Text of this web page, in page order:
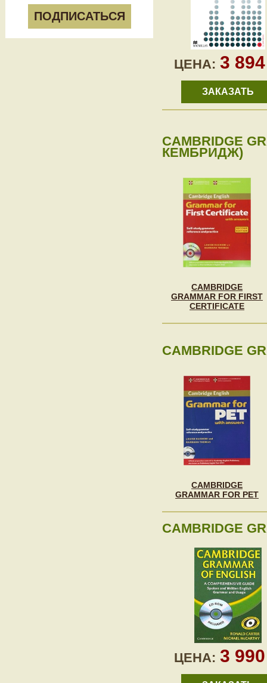
ПОДПИСАТЬСЯ
ЦЕНА: 3
ЗАКАЗАТЬ
CAMBRIDGE
КЕМБРИДЖ)
CAMBRIDGE
GRAMMAR FOR FIRST
CERTIFICATE
CAMBRIDGE
CAMBRIDGE
GRAMMAR FOR PET
CAMBRIDGE
ЦЕНА: 3